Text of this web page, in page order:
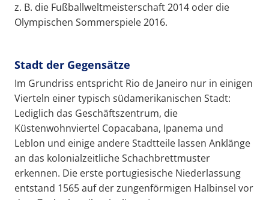
z. B. die Fußballweltmeisterschaft 2014 oder die
Olympischen Sommerspiele 2016.
Stadt der Gegensätze
Im Grundriss entspricht Rio de Janeiro nur in einigen
Vierteln einer typisch südamerikanischen Stadt:
Lediglich das Geschäftszentrum, die
Küstenwohnviertel Copacabana, Ipanema und
Leblon und einige andere Stadtteile lassen Anklänge
an das kolonialzeitliche Schachbrettmuster
erkennen. Die erste portugiesische Niederlassung
entstand 1565 auf der zungenförmigen Halbinsel vor